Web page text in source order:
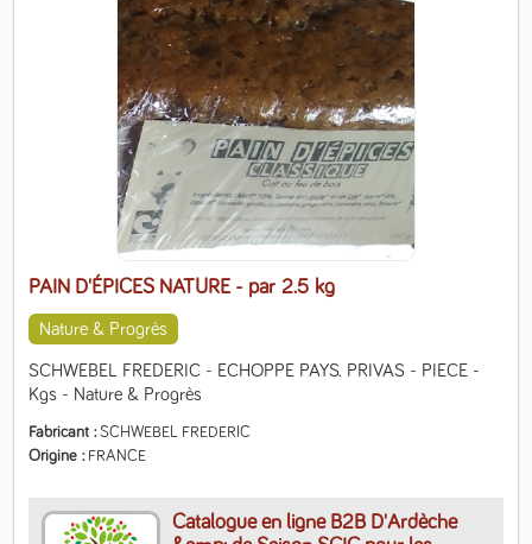
PAIN D'ÉPICES NATURE - par 2.5 kg
Nature & Progrès
SCHWEBEL FREDERIC - ECHOPPE PAYS. PRIVAS - PIECE -
Kgs - Nature & Progrès
Fabricant
SCHWEBEL FREDERIC
Origine
FRANCE
Catalogue en ligne B2B D'Ardèche